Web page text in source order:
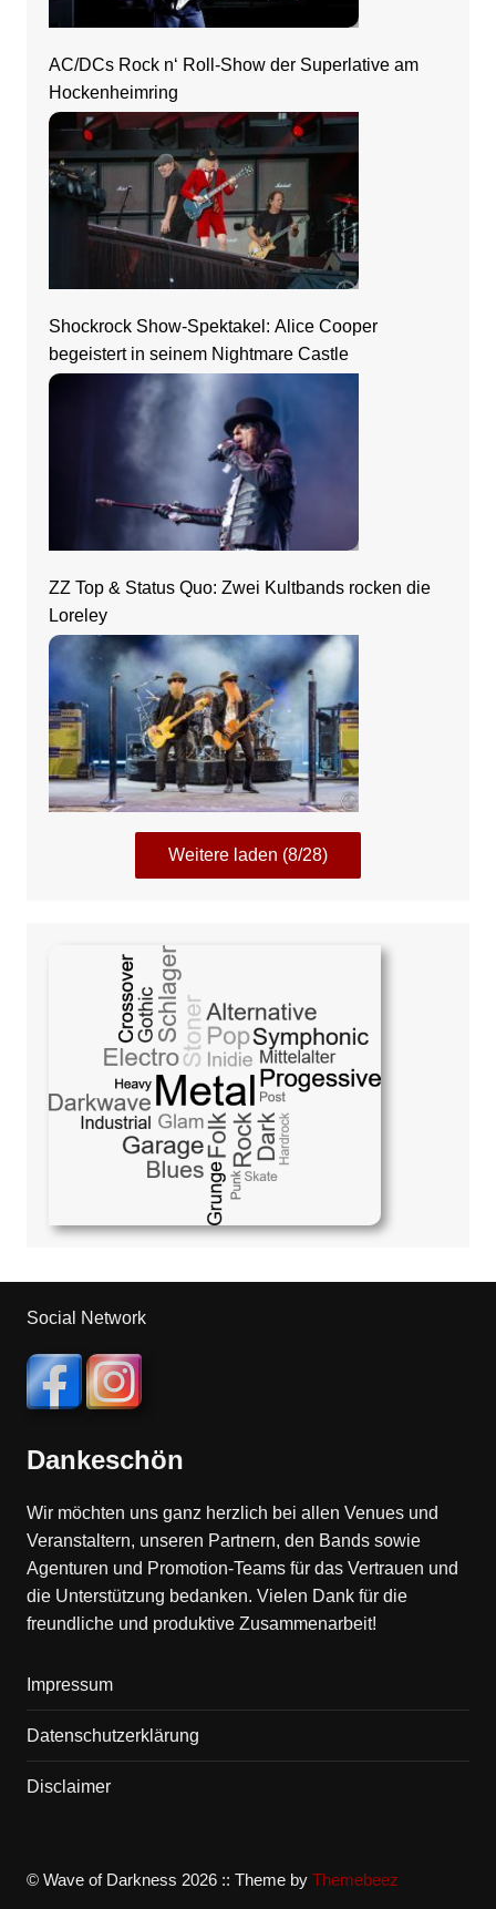
AC/DCs Rock n‘ Roll-Show der Superlative am
Hockenheimring
Shockrock Show-Spektakel: Alice Cooper
begeistert in seinem Nightmare Castle
ZZ Top & Status Quo: Zwei Kultbands rocken die
Loreley
Weitere laden (8/28)
Social Network
Dankeschön
Wir möchten uns ganz herzlich bei allen Venues und
Veranstaltern, unseren Partnern, den Bands sowie
Agenturen und Promotion-Teams für das Vertrauen und
die Unterstützung bedanken. Vielen Dank für die
freundliche und produktive Zusammenarbeit!
Impressum
Datenschutzerklärung
Disclaimer
© Wave of Darkness 2026 :: Theme by Themebeez